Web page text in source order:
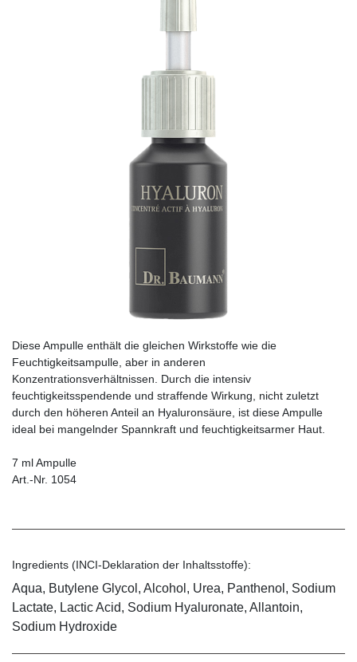
Diese Ampulle enthält die gleichen Wirkstoffe wie die
Feuchtigkeitsampulle, aber in anderen
Konzentrationsverhältnissen. Durch die intensiv
feuchtigkeitsspendende und straffende Wirkung, nicht zuletzt
durch den höheren Anteil an Hyaluronsäure, ist diese Ampulle
ideal bei mangelnder Spannkraft und feuchtigkeitsarmer Haut.
7 ml Ampulle
Art.-Nr. 1054
Ingredients (INCI-Deklaration der Inhaltsstoffe):
Aqua, Butylene Glycol, Alcohol, Urea, Panthenol, Sodium
Lactate, Lactic Acid, Sodium Hyaluronate, Allantoin,
Sodium Hydroxide